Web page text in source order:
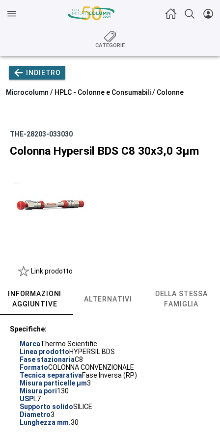
CATEGORIE
INDIETRO
Microcolumn / HPLC - Colonne e Consumabili/ Colonne
THE-28203-033030
Colonna Hypersil BDS C8 30x3,0 3µm
Link prodotto
INFORMAZIONI
AGGIUNTIVE
ALTERNATIVI
DELLA STESSA
FAMIGLIA
Specifiche:
MarcaThermo Scientific
Linea prodottoHYPERSIL BDS
Fase stazionariaC8
FormatoCOLONNA CONVENZIONALE
Tecnica separativaFase Inversa (RP)
Misura particelle µm3
Misura pori130
USPL7
Supporto solidoSILICE
Diametro3
Lunghezza mm.30